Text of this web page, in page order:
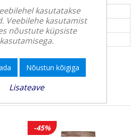
DAVIDOFF
Saksamaa
1000 g
kliendid ostsid veel
-45%
kasutatakse
Veebilehe kasutamist
nõustute küpsiste
kasutamisega.
Nõustun kõigiga
Lisateave